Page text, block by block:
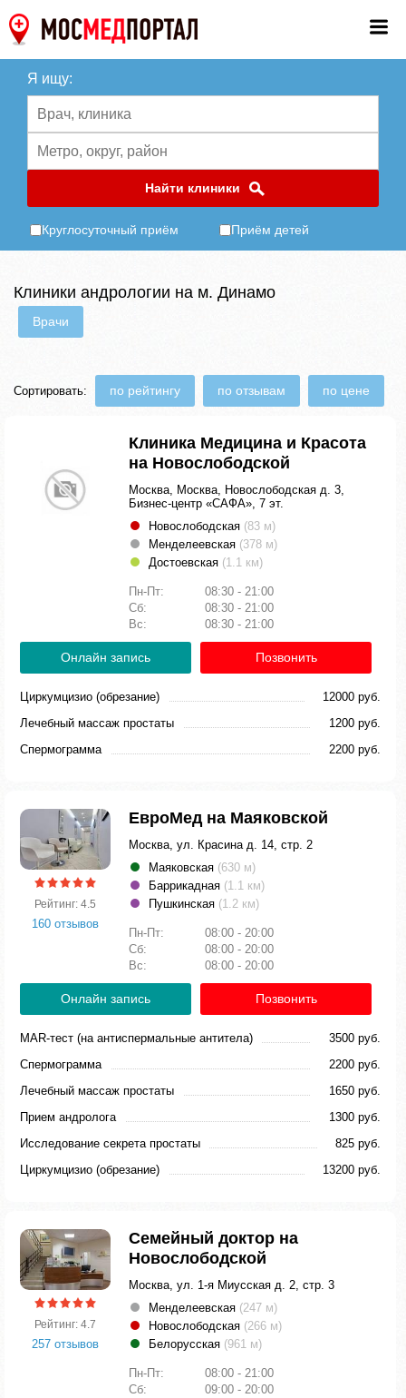
Я ищу:
Найти клиники
Круглосуточный приём Приём детей
Клиники андрологии на м. Динамо
Врачи
Сортировать: по рейтингу по отзывам по цене
Клиника Медицина и Красота
на Новослободской
Москва, Москва, Новослободская д. 3,
Бизнес-центр «САФА», 7 эт.
Новослободская (83 м)
Менделеевская (378 м)
Достоевская (1.1 км)
Пн-Пт:
08:30 - 21:00
Сб:
08:30 - 21:00
Вс:
08:30 - 21:00
Онлайн запись Позвонить
Циркумцизио (обрезание)
12000 руб.
Лечебный массаж простаты
1200 руб.
Спермограмма
2200 руб.
Рейтинг: 4.5
160 отзывов
ЕвроМед на Маяковской
Москва, ул. Красина д. 14, стр. 2
Маяковская (630 м)
Баррикадная (1.1 км)
Пушкинская (1.2 км)
Пн-Пт:
08:00 - 20:00
Сб:
08:00 - 20:00
Вс:
08:00 - 20:00
Онлайн запись Позвонить
MAR-тест (на антиспермальные антитела)
3500 руб.
Спермограмма
2200 руб.
Лечебный массаж простаты
1650 руб.
Прием андролога
1300 руб.
Исследование секрета простаты
825 руб.
Циркумцизио (обрезание)
13200 руб.
Рейтинг: 4.7
257 отзывов
Семейный доктор на
Новослободской
Москва, ул. 1-я Миусская д. 2, стр. 3
Менделеевская (247 м)
Новослободская (266 м)
Белорусская (961 м)
Пн-Пт:
08:00 - 21:00
Сб:
09:00 - 20:00